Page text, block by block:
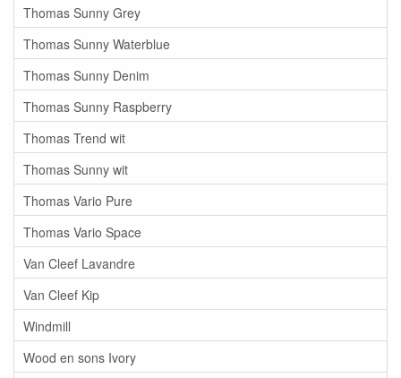
Thomas Sunny Grey
Thomas Sunny Waterblue
Thomas Sunny Denim
Thomas Sunny Raspberry
Thomas Trend wit
Thomas Sunny wit
Thomas Vario Pure
Thomas Vario Space
Van Cleef Lavandre
Van Cleef Kip
Windmill
Wood en sons Ivory